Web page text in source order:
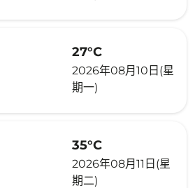
27°C
2026年08月10日(星
期一)
35°C
2026年08月11日(星
期二)